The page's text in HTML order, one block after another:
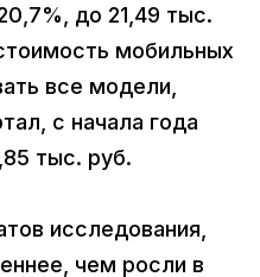
до 21,49 тыс.
мобильных
все модели,
с начала года
тыс. руб.
исследования,
чем росли в